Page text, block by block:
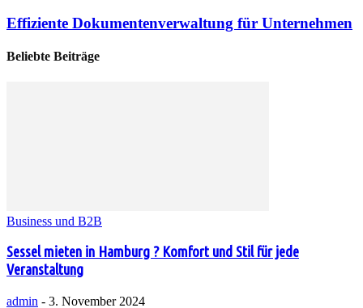
Effiziente Dokumentenverwaltung für Unternehmen
Beliebte Beiträge
Business und B2B
Sessel mieten in Hamburg ? Komfort und Stil für jede
Veranstaltung
admin - 3. November 2024